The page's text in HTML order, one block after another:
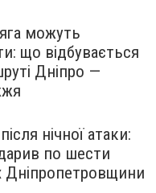
можуть
що відбувається
Дніпро —
нічної атаки:
по шести
Дніпропетровщини